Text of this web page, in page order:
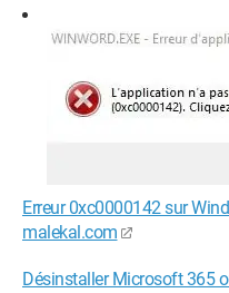
Erreur 0xc0000142 sur
malekal.com
Désinstaller Microsoft 365